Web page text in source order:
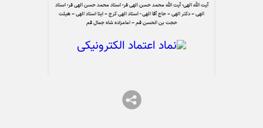
آیت الله الهی- آیت الله محمد حسن الهی فر- استاد محمد حسن الهی فر- استاد
الهی – دکتر الهی – حاج آقا الهی - استاد الهی کرج – ایتا استاد الهی – هیئت
حجت بن الحسن قم – امامزاده شاه جمال قم